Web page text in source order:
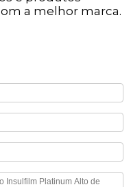
a melhor marca.